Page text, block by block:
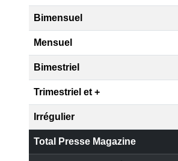
Bimensuel
Mensuel
Bimestriel
Trimestriel et +
Irrégulier
Total Presse Magazine